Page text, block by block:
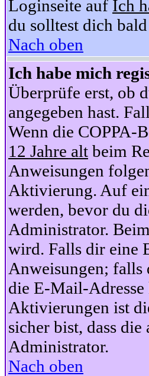
Loginseite auf Ich
du solltest dich
Nach oben
Ich habe mich
Überprüfe erst, ob
angegeben hast.
Wenn die COPPA-
12 Jahre alt beim
Anweisungen
Aktivierung. Auf
werden, bevor du
Administrator.
wird. Falls dir eine
Anweisungen; falls
die E-Mail-
Aktivierungen ist
sicher bist, dass
Administrator.
Nach oben